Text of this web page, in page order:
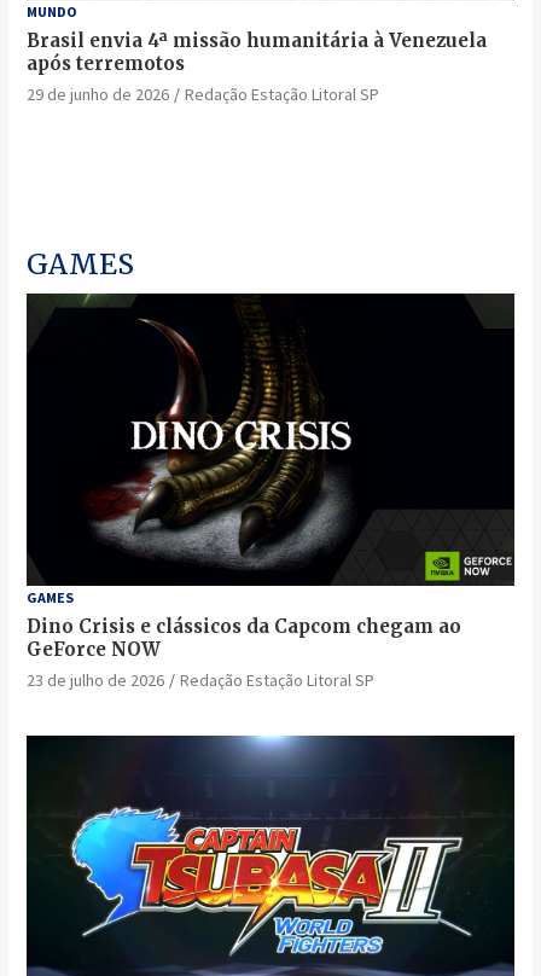
MUNDO
Brasil envia 4ª missão humanitária à Venezuela
após terremotos
29 de junho de 2026 Redação Estação Litoral SP
GAMES
GAMES
Dino Crisis e clássicos da Capcom chegam ao
GeForce NOW
23 de julho de 2026 Redação Estação Litoral SP